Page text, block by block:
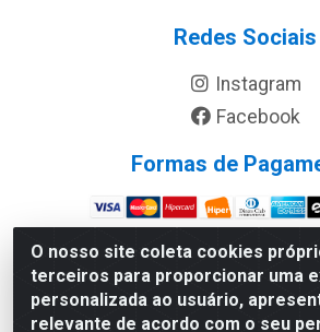
O nosso site coleta cookies
terceiros para proporcionar uma
personalizada ao usuário,
relevante de acordo com o seu
Redes Sociais
Instagram
Facebook
Formas de
Site Seguro